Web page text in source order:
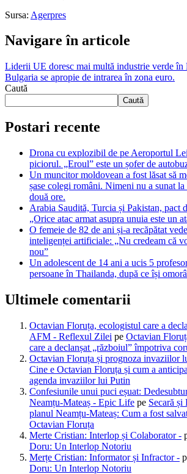
Sursa: Agerpres
Navigare în articole
Liderii UE doresc mai multă industrie verde în
Bulgaria se apropie de intrarea în zona euro.
Caută
Caută
Postari recente
Drona cu explozibil de pe Aeroportul
piciorul. „Eroul” este un șofer de
Un muncitor moldovean a fost lăsat să
șase colegi români. Nimeni nu a sunat
două ore.
Arabia Saudită, Turcia și Pakistan, pact
„Orice atac armat asupra unuia este un
O femeie de 82 de ani și-a recăpătat
inteligenței artificiale: „Nu credeam că
nou”
Un adolescent de 14 ani a ucis 5
persoane în Thailanda, după ce își
Ultimele comentarii
Octavian Floruța, ecologistul care a
AFM - Reflexul Zilei pe Octavian
care a declanșat „războiul” împotriva
Octavian Floruța și prognoza invaziilor
Cine e Octavian Floruța și cum a
agenda invaziilor lui Putin
Confesiunile unui puci eșuat:
Neamțu-Mateaș - Epic Life pe Secară
planul Neamțu-Mateaș: Cum a fost
Octavian Floruța
Merte Cristian: Interlop și Colaborator -
Doru: Un Interlop Notoriu
Merțe Cristian: Informator și Infractor -
Doru: Un Interlop Notoriu